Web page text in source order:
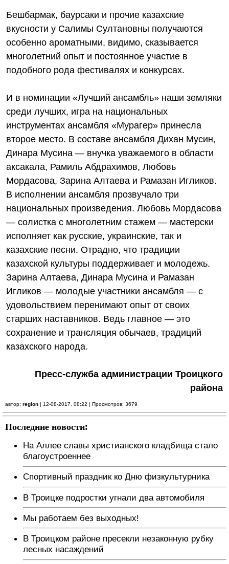
Бешбармак, баурсаки и прочие казахские
вкусности у Салимы Султановны получаются
особенно ароматными, видимо, сказывается
многолетний опыт и постоянное участие в
подобного рода фестивалях и конкурсах.
И в номинации «Лучший ансамбль» наши земляки
среди лучших, игра на национальных
инструментах ансамбля «Мурагер» принесла
второе место. В составе ансамбля Дихан Мусин,
Динара Мусина — внучка уважаемого в области
аксакала, Рамиль Абдрахимов, Любовь
Мордасова, Зарина Алтаева и Рамазан Игликов.
В исполнении ансамбля прозвучало три
национальных произведения. Любовь Мордасова
— солистка с многолетним стажем — мастерски
исполняет как русские, украинские, так и
казахские песни. Отрадно, что традиции
казахской культуры поддерживает и молодежь.
Зарина Алтаева, Динара Мусина и Рамазан
Игликов — молодые участники ансамбля — с
удовольствием перенимают опыт от своих
старших наставников. Ведь главное — это
сохранение и трансляция обычаев, традиций
казахского народа.
Пресс-служба администрации Троицкого
района
автор: region | 12-08-2017, 08:22 | Просмотров: 3679
Последние новости:
На Аллее славы христианского кладбища стало
благоустроеннее
Спортивный праздник ко Дню физкультурника
В Троицке подростки угнали два автомобиля
Мы работаем без выходных!
В Троицком районе пресекли незаконную рубку
лесных насаждений